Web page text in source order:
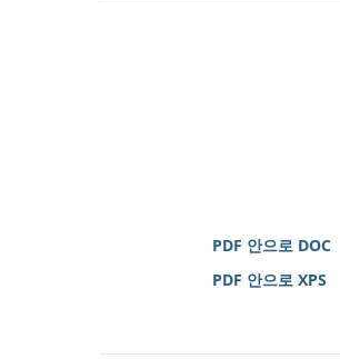
PDF 안으로 DOC
PDF 안으로 XPS